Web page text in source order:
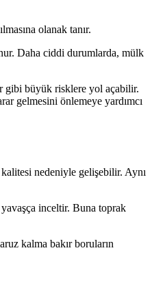
olanak tanır.
Daha ciddi durumlarda, mülk
gibi büyük risklere yol açabilir.
gelmesini önlemeye yardımcı
nedeniyle gelişebilir. Aynı
inceltir. Buna toprak
kalma bakır boruların